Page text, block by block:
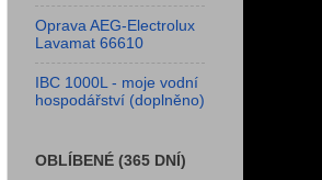
Oprava AEG-Electrolux
Lavamat 66610
IBC 1000L - moje vodní
hospodářství (doplněno)
OBLÍBENÉ (365 DNÍ)